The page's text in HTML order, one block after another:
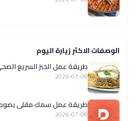
الوصفات الاكثر زيارة اليوم
طريقة عمل الخبز السريع
2026-07-08
طريقة عمل سمك مقلى بصوص
2026-07-08